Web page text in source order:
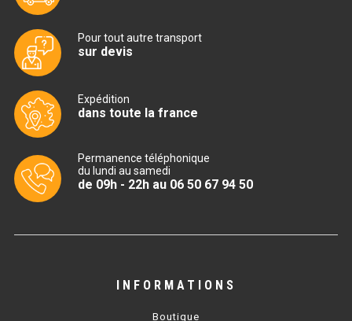
CUISINIÈRE 600 GAZ
CUISINIÈRE 900 GAZ
CUISINIÈRE 700 ÉLECTRIQUE
BAIN MARIE SÉRIE UOC
BAIN MARIE 600 ÉLECTRIQUE
Pour tout autre transport
sur devis
Expédition
dans toute la france
Permanence téléphonique
du lundi au samedi
de 09h - 22h au 06 50 67 94 50
INFORMATIONS
Boutique